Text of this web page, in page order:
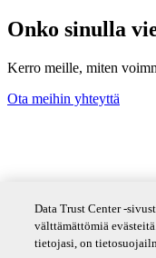
Onko sinulla
Kerro meille, miten
Ota meihin yhteyttä
Evästeilmoitus
Data Trust Center -
välttämättömiä
tietojasi, on